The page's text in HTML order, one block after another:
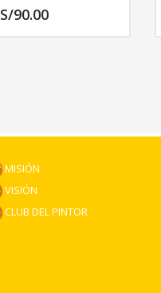
S/90.00
MISIÓN
VISIÓN
CLUB DEL PINTOR